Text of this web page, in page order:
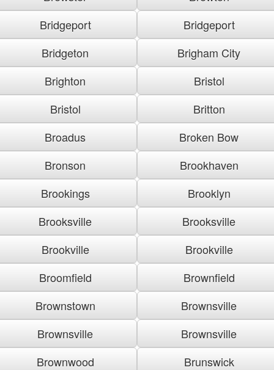
Bridgeport
Bridgeport
Bridgeton
Brigham City
Brighton
Bristol
Bristol
Britton
Broadus
Broken Bow
Bronson
Brookhaven
Brookings
Brooklyn
Brooksville
Brooksville
Brookville
Brookville
Broomfield
Brownfield
Brownstown
Brownsville
Brownsville
Brownsville
Brownwood
Brunswick